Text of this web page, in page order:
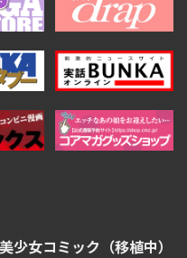
美少女コミック（移植中）